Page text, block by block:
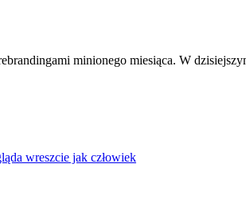
minionego miesiąca. W
wreszcie jak człowiek